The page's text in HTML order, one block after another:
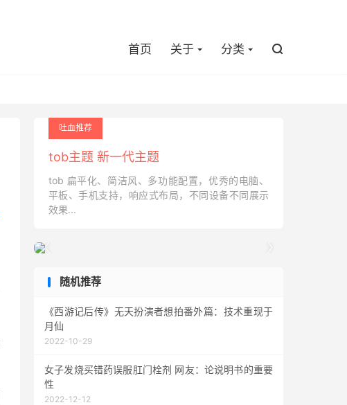
首页 关于 分类 
吐血推荐
tob主题 新一代主题
tob 扁平化、简洁风、多功能配置，优秀的电脑、
平板、手机支持，响应式布局，不同设备不同展示
效果...

随机推荐
《西游记后传》无天扮演者想拍番外篇：技术重现于
月仙
2022-10-29
女子发烧买错药误服肛门栓剂 网友：论说明书的重要
性
2022-12-12